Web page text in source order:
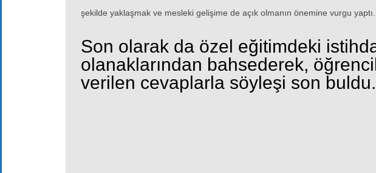
şekilde yaklaşmak ve mesleki gelişime de açık olmanın önemine vurgu yaptı.
Son olarak da özel eğitimdeki
olanaklarından bahsederek,
verilen cevaplarla söyleşi son buldu.